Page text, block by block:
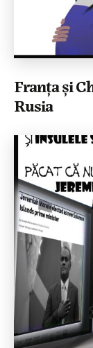
Franța și
Rusia